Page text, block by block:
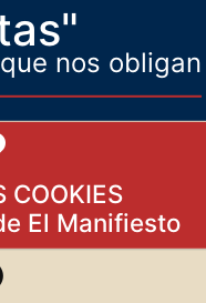
nos obligan
COOKIES